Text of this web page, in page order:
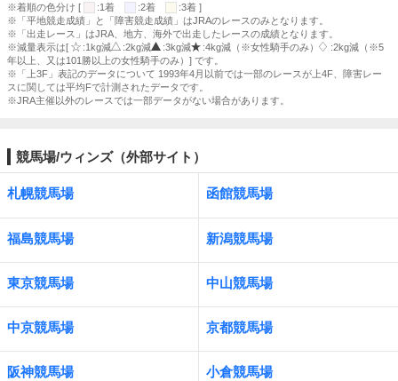
※着順の色分け [
:1着 :2着
:3着 ]
※「平地競走成績」と「障害競走成績」はJRAのレースのみとなります。
※「出走レース」はJRA、地方、海外で出走したレースの成績となります。
※減量表示は[
:1kg減 :2kg減 :3kg減 :4kg減（※女性騎手のみ）
:2kg減（※5
年以上、又は101勝以上の女性騎手のみ）] です。
※「上3F」表記のデータについて 1993年4月以前では一部のレースが上4F、障害レー
スに関しては平均Fで計測されたデータです。
※JRA主催以外のレースでは一部データがない場合があります。
競馬場/ウィンズ（外部サイト）
札幌競馬場 函館競馬場
福島競馬場 新潟競馬場
東京競馬場 中山競馬場
中京競馬場 京都競馬場
阪神競馬場 小倉競馬場